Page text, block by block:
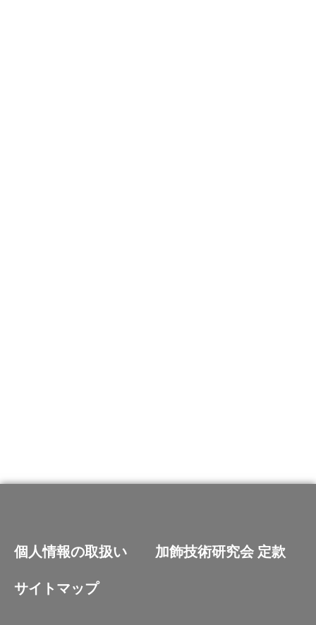
個人情報の取扱い 加飾技術研究会 定款
サイトマップ加飾技術研究会
The Association of Decoration Technologies